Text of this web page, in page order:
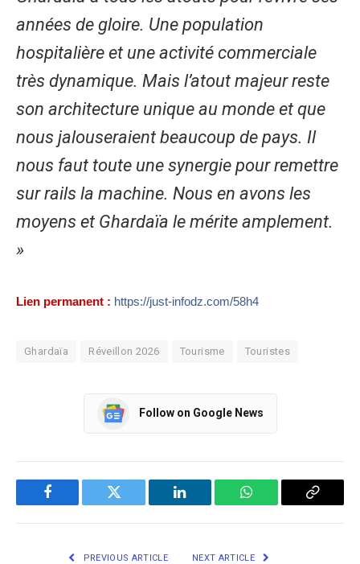
années de gloire. Une population
hospitalière et une activité commerciale
très dynamique. Mais l’atout majeur reste
son architecture unique au monde et que
nous jalouseraient beaucoup de pays. Il
nous faut toute une synergie pour remettre
sur rails la machine. Nous en avons les
moyens et Ghardaïa le mérite amplement.
»
Lien permanent : https://just-infodz.com/58h4
Ghardaïa Réveillon 2026 Tourisme Touristes
Follow on Google News
Facebook Twitter LinkedIn WhatsApp Copy
PREVIOUS ARTICLE NEXT ARTICLE